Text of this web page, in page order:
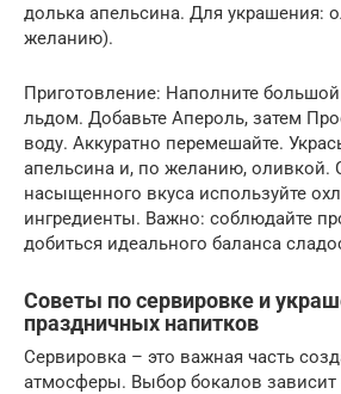
долька апельсина. Для украшения:
желанию).
Приготовление: Наполните
льдом. Добавьте Апероль, затем
воду. Аккуратно перемешайте.
апельсина и, по желанию, оливкой.
насыщенного вкуса используйте
ингредиенты. Важно: соблюдайте
добиться идеального баланса
Советы по сервировке и
праздничных напитков
Сервировка – это важная часть
атмосферы. Выбор бокалов зависит